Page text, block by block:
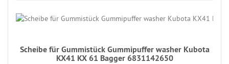
Scheibe für Gummistück Gummipuffer washer Kubota
KX41 KX 61 Bagger 6831142650